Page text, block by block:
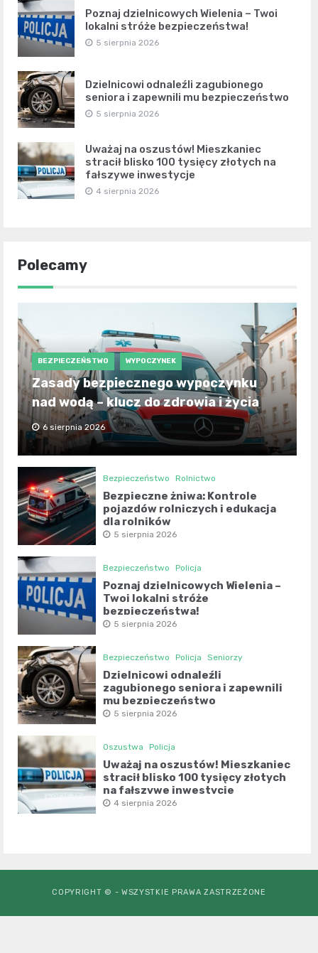
Poznaj dzielnicowych Wielenia – Twoi
lokalni stróże bezpieczeństwa!
5 sierpnia 2026
Dzielnicowi odnaleźli zagubionego
seniora i zapewnili mu bezpieczeństwo
5 sierpnia 2026
Uważaj na oszustów! Mieszkaniec
stracił blisko 100 tysięcy złotych na
fałszywe inwestycje
4 sierpnia 2026
Polecamy
BEZPIECZEŃSTWO WYPOCZYNEK
Zasady bezpiecznego wypoczynku
nad wodą – klucz do zdrowia i życia
6 sierpnia 2026
Bezpieczeństwo Rolnictwo
Bezpieczne żniwa: Kontrole
pojazdów rolniczych i edukacja
dla rolników
5 sierpnia 2026
Bezpieczeństwo Policja
Poznaj dzielnicowych Wielenia –
Twoi lokalni stróże
bezpieczeństwa!
5 sierpnia 2026
Bezpieczeństwo Policja Seniorzy
Dzielnicowi odnaleźli
zagubionego seniora i zapewnili
mu bezpieczeństwo
5 sierpnia 2026
Oszustwa Policja
Uważaj na oszustów! Mieszkaniec
stracił blisko 100 tysięcy złotych
na fałszywe inwestycje
4 sierpnia 2026
COPYRIGHT © - WSZYSTKIE PRAWA ZASTRZEŻONE